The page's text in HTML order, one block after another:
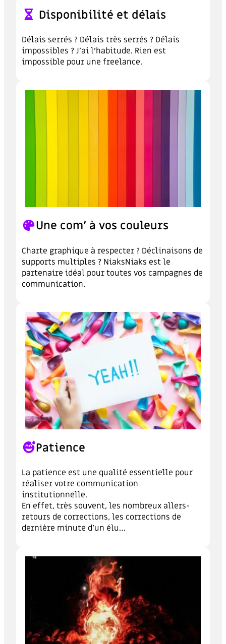
Disponibilité et délais
Délais serrés ? Délais très serrés ? Délais
impossibles ? J’ai l’habitude. Rien est
impossible pour une freelance.
Une com’ à vos couleurs
Charte graphique à respecter ? Déclinaisons de
supports multiples ? NiaksNiaks est le
partenaire idéal pour toutes vos campagnes de
communication.
Patience
La patience est une qualité essentielle pour
réaliser votre communication
institutionnelle.
En effet, très souvent, les nombreux allers-
retours de corrections, les corrections de
dernière minute d’un élu…